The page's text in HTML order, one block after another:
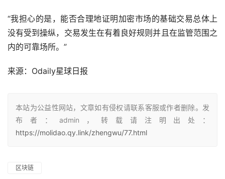
“我担心的是，能否合理地证明加密市场的基础交易总体上
没有受到操纵，交易发生在有着良好规则并且在监管范围之
内的可靠场所。”
来源： Odaily星球日报
本站为公益性网站，文章如有侵权请联系客服或作者删除。发
布者：admin，转载请注明出处：
https://molidao.qy.link/zhengwu/77.html
区块链